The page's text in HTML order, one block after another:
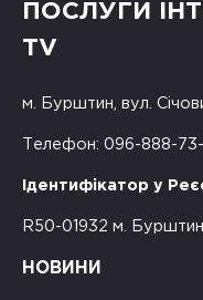
ПОСЛУГИ
TV
м. Бурштин, вул.
Телефон: 096-888-
Ідентифікатор у
R50-01932 м.
НОВИНИ